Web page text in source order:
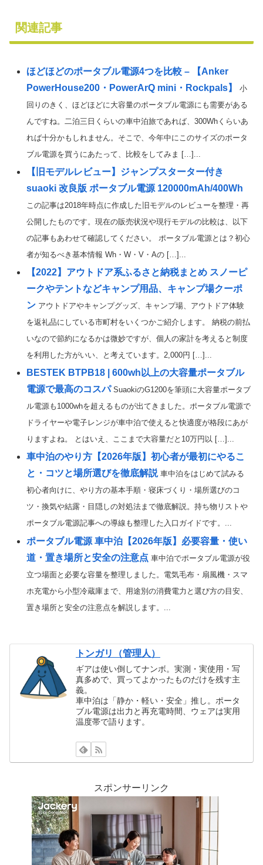
関連記事
ほどほどのポータブル電源4つを比較 – 【Anker
PowerHouse200・PowerArQ mini・Rockpals】
小
回りのきく、ほどほどに大容量のポータブル電源にも需要がある
んですね。二泊三日くらいの車中泊旅であれば、300Whくらいあ
れば十分かもしれません。そこで、今年中にこのサイズのポータ
ブル電源を買うにあたって、比較をしてみま […]...
【旧モデルレビュー】ジャンプスターター付き
suaoki 改良版 ポータブル電源 120000mAh/400Wh
この記事は2018年時点に作成した旧モデルのレビューを整理・再
公開したものです。現在の販売状況や現行モデルの比較は、以下
の記事もあわせて確認してください。 ポータブル電源とは？初心
者が知るべき基本情報 Wh・W・V・Aの […]...
【2022】アウトドア系ふるさと納税まとめ スノーピ
ークやテントなどキャンプ用品、キャンプ場クーポ
ン アウトドアやキャンプグッズ、キャンプ場、アウトドア体験
を返礼品にしている市町村をいくつかご紹介します。 納税の前払
いなので節約になるかは微妙ですが、個人の家計を考えると制度
を利用した方がいい、と考えています。2,000円 […]...
BESTEK BTPB18 | 600wh以上の大容量ポータブル
電源で最高のコスパ SuaokiのG1200を筆頭に大容量ポータブ
ル電源も1000whを超えるものが出てきました。ポータブル電源で
ドライヤーや電子レンジが車中泊で使えると快適度が格段にあが
りますよね。 とはいえ、ここまで大容量だと10万円以 […]...
車中泊のやり方【2026年版】初心者が最初にやるこ
と・コツと場所選びを徹底解説 車中泊をはじめて試みる
初心者向けに、やり方の基本手順・寝床づくり・場所選びのコ
ツ・換気や結露・目隠しの対処法まで徹底解説。持ち物リストや
ポータブル電源記事への導線も整理した入口ガイドです。...
ポータブル電源 車中泊【2026年版】必要容量・使い
道・置き場所と安全の注意点 車中泊でポータブル電源が役
立つ場面と必要な容量を整理しました。電気毛布・扇風機・スマ
ホ充電から小型冷蔵庫まで、用途別の消費電力と選び方の目安、
置き場所と安全の注意点を解説します。...
トンガリ（管理人）
ギアは使い倒してナンボ。実測・実使用・写
真多めで、買ってよかったものだけを残す主
義。
車中泊は「静か・軽い・安全」推し。ポータ
ブル電源は出力と再充電時間、ウェアは実用
温度帯で語ります。
スポンサーリンク